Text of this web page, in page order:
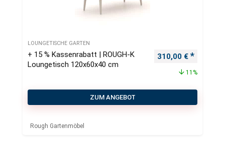
LOUNGETISCHE GARTEN
+ 15 % Kassenrabatt | ROUGH-K
Loungetisch 120x60x40 cm
Ursprünglicher
310,00 €
11%
ZUM ANGEBOT
Rough Gartenmöbel